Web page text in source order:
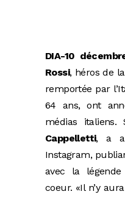
DIA-10
Rossi, héros de
remportée par
64 ans, ont
médias italiens.
Cappelletti, a
Instagram,
avec la légende
coeur. «Il n’y